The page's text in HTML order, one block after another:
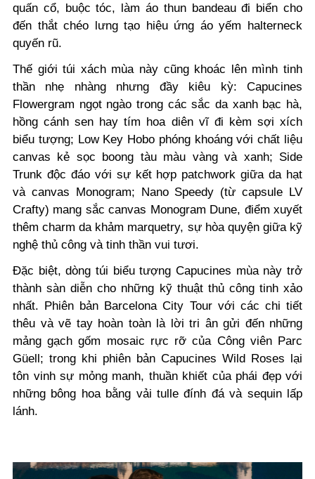
quấn cổ, buộc tóc, làm áo thun bandeau đi biển cho
đến thắt chéo lưng tạo hiệu ứng áo yếm halterneck
quyến rũ.
Thế giới túi xách mùa này cũng khoác lên mình tinh
thần nhẹ nhàng nhưng đầy kiêu kỳ: Capucines
Flowergram ngọt ngào trong các sắc da xanh bạc hà,
hồng cánh sen hay tím hoa diên vĩ đi kèm sợi xích
biểu tượng; Low Key Hobo phóng khoáng với chất liệu
canvas kẻ sọc boong tàu màu vàng và xanh; Side
Trunk độc đáo với sự kết hợp patchwork giữa da hạt
và canvas Monogram; Nano Speedy (từ capsule LV
Crafty) mang sắc canvas Monogram Dune, điểm xuyết
thêm charm da khảm marquetry, sự hòa quyện giữa kỹ
nghệ thủ công và tinh thần vui tươi.
Đặc biệt, dòng túi biểu tượng Capucines mùa này trở
thành sàn diễn cho những kỹ thuật thủ công tinh xảo
nhất. Phiên bản Barcelona City Tour với các chi tiết
thêu và vẽ tay hoàn toàn là lời tri ân gửi đến những
mảng gạch gốm mosaic rực rỡ của Công viên Parc
Güell; trong khi phiên bản Capucines Wild Roses lại
tôn vinh sự mỏng manh, thuần khiết của phái đẹp với
những bông hoa bằng vải tulle đính đá và sequin lấp
lánh.